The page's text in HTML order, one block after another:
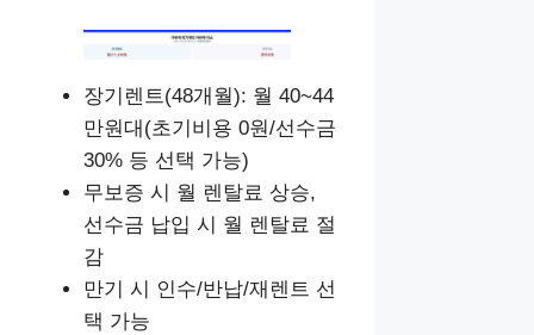
장기렌트(48개월): 월 40~44
만원대(초기비용 0원/선수금
30% 등 선택 가능)
무보증 시 월 렌탈료 상승,
선수금 납입 시 월 렌탈료 절
감
만기 시 인수/반납/재렌트 선
택 가능